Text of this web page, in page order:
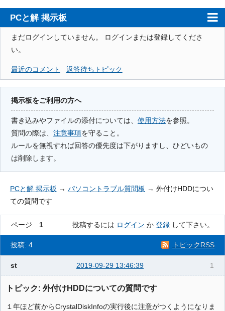
PCと解 掲示板
ホーム
注意事項
使用方法
検索
登録
ログイン
まだログインしていません。
ログインまたは登録してくださ
い。
最近のコメント 返答待ちトピック
掲示板をご利用の方へ
書き込みやファイルの添付については、 使用方法を参照。
質問の際は、 注意事項を守ること。
ルールを無視すれば回答の優先度は下がりますし、ひどいもの
は削除します。
PCと解 掲示板 → パソコントラブル質問板 → 外付けHDDについ
ての質問です
ページ 1 投稿するには ログイン か 登録 して下さい。
トピックRSS
投稿: 4
1
st 2019-09-29 13:46:39
トピック: 外付けHDDについての質問です
１年ほど前からCrystalDiskInfoの実行後に注意がつくようになりま